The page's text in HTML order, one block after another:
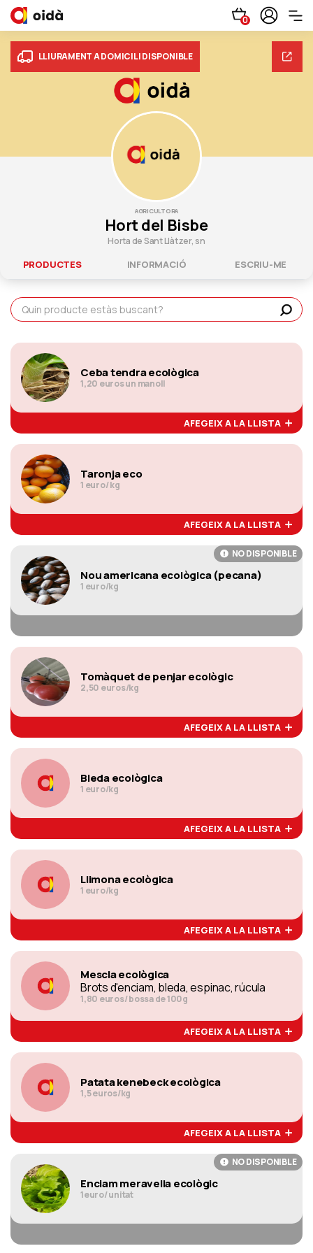
0
LLIURAMENT A DOMICILI DISPONIBLE
AGRICULTORA
Hort del Bisbe
Horta de Sant Llàtzer, sn
PRODUCTES INFORMACIÓ ESCRIU-ME
Ceba tendra ecològica
1,20 euros un manoll
AFEGEIX A LA LLISTA
Taronja eco
1 euro/ kg
AFEGEIX A LA LLISTA
NO DISPONIBLE
Nou americana ecològica (pecana)
1 euro/kg
Tomàquet de penjar ecològic
2,50 euros/kg
AFEGEIX A LA LLISTA
Bleda ecològica
1 euro/kg
AFEGEIX A LA LLISTA
Llimona ecològica
1 euro/kg
AFEGEIX A LA LLISTA
Mescla ecològica
Brots d'enciam, bleda, espinac, rúcula
1,80 euros/ bossa de 100g
AFEGEIX A LA LLISTA
Patata kenebeck ecològica
1,5 euros/kg
AFEGEIX A LA LLISTA
NO DISPONIBLE
Enciam meravella ecològic
1euro/ unitat